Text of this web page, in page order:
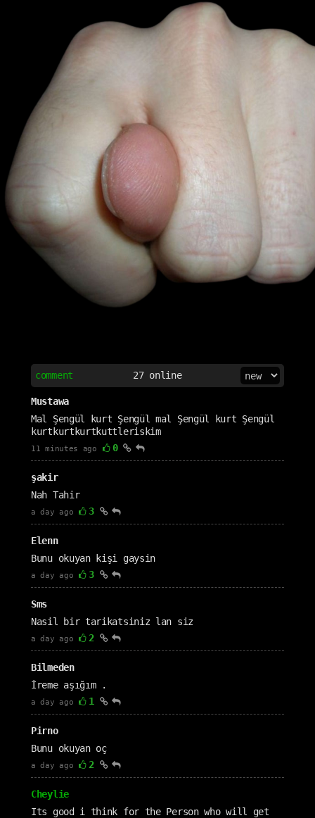
comment 27online
Mustawa
Mal Şengül kurt Şengül mal Şengül kurt Şengül
kurtkurtkurtkuttleriskim
11 minutes ago 0
şakir
Nah Tahir
a day ago 3
Elenn
Bunu okuyan kişi gaysin
a day ago 3
Sms
Nasil bir tarikatsiniz lan siz
a day ago 2
Bilmeden
İreme aşığım .
a day ago 1
Pirno
Bunu okuyan oç
a day ago 2
Cheylie
Its good i think for the Person who will get